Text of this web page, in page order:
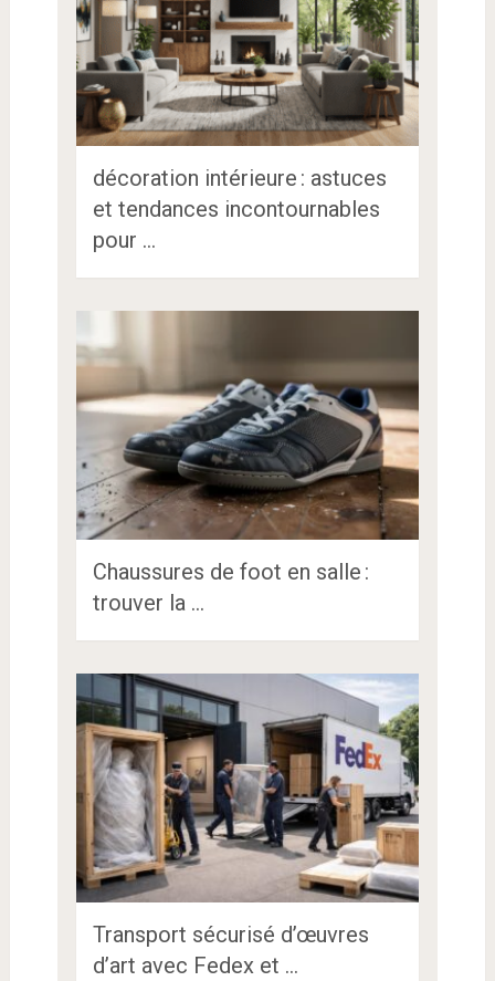
décoration intérieure : astuces
et tendances incontournables
pour …
Chaussures de foot en salle :
trouver la …
Transport sécurisé d’œuvres
d’art avec Fedex et …